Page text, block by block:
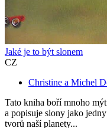
Jaké je to být slonem
CZ
Christine a Michel
Tato kniha boří mnoho
a popisuje slony jako
tvorů naší planety...